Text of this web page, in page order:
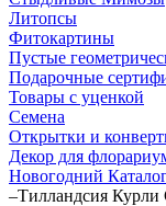
Литопсы
Фитокартины
Пустые
Подарочные
Товары с уценкой
Семена
Открытки и
Декор для
Новогодний
–Тилландсия